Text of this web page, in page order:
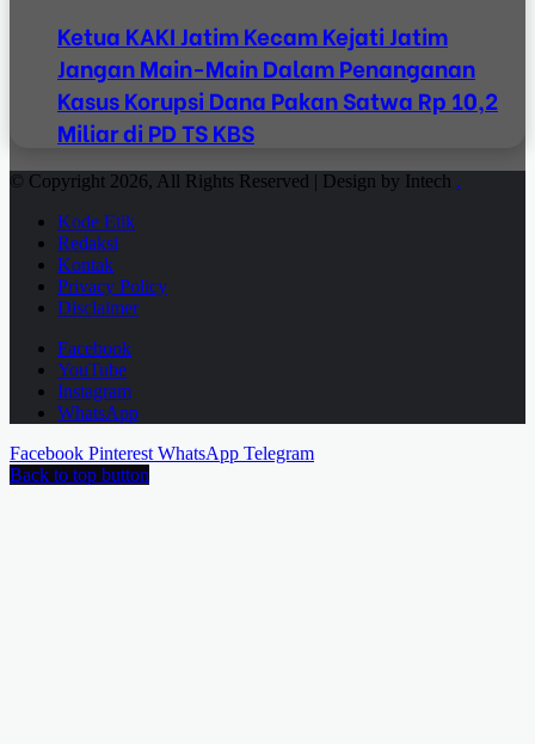
Ketua KAKI Jatim Kecam Kejati Jatim
Jangan Main-Main Dalam Penanganan
Kasus Korupsi Dana Pakan Satwa Rp 10,2
Miliar di PD TS KBS
© Copyright 2026, All Rights Reserved | Design by Intech .
Kode Etik
Redaksi
Kontak
Privacy Policy
Disclaimer
Facebook
YouTube
Instagram
WhatsApp
Facebook Pinterest WhatsApp Telegram
Back to top button